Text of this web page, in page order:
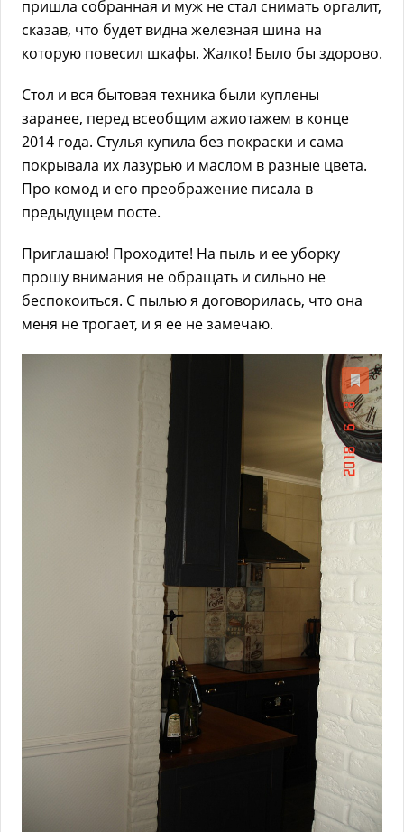
пришла собранная и муж не стал снимать оргалит,
сказав, что будет видна железная шина на
которую повесил шкафы. Жалко! Было бы здорово.
Стол и вся бытовая техника были куплены
заранее, перед всеобщим ажиотажем в конце
2014 года. Стулья купила без покраски и сама
покрывала их лазурью и маслом в разные цвета.
Про комод и его преображение писала в
предыдущем посте.
Приглашаю! Проходите! На пыль и ее уборку
прошу внимания не обращать и сильно не
беспокоиться. С пылью я договорилась, что она
меня не трогает, и я ее не замечаю.